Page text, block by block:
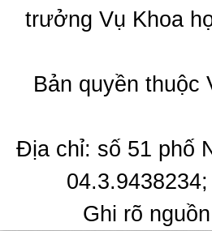
trưởng Vụ Khoa
Bản quyền thuộc
Địa chỉ: số 51 phố
Ghi rõ